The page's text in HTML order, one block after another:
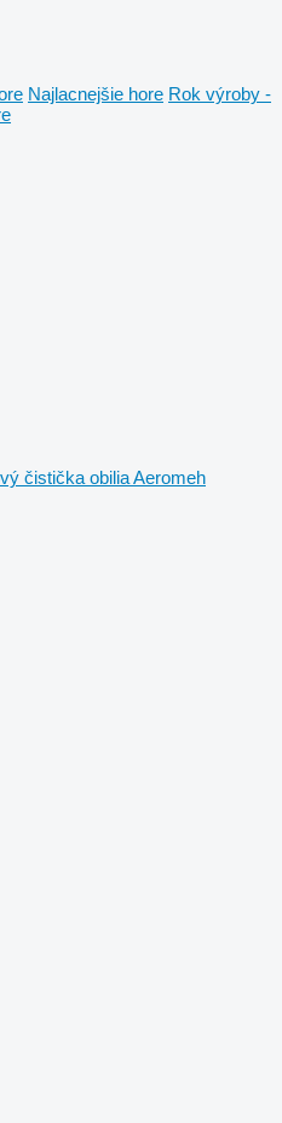
Najlacnejšie hore Rok výroby -
čistička obilia Aeromeh